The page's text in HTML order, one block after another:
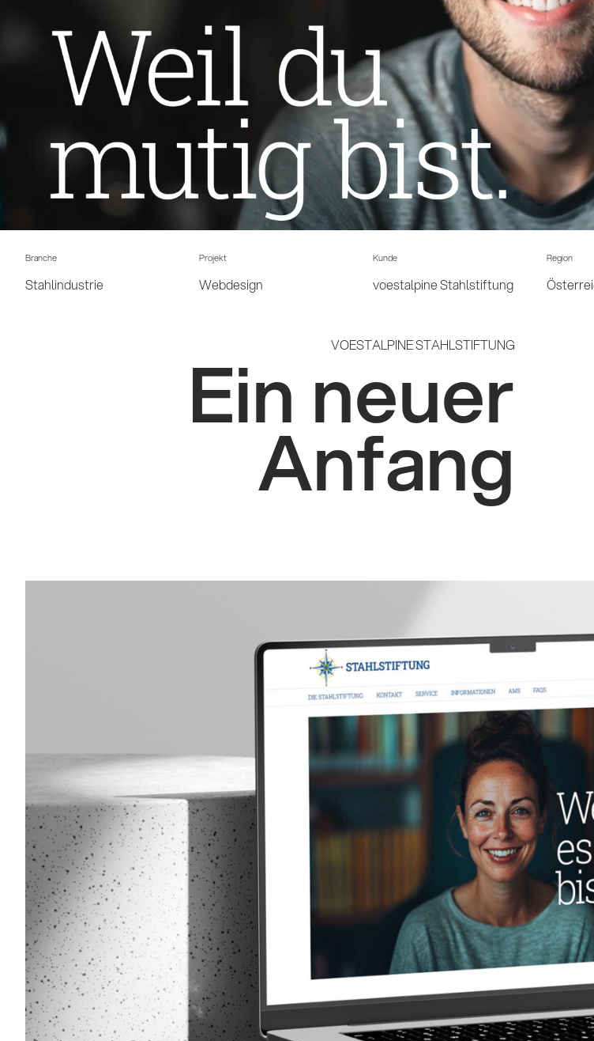
Branche
Stahlindustrie
Projekt
Webdesign
Kunde
voestalpine Stahlstiftung
Region
VOESTALPINE STAHLSTIFTUNG
Ein neuer
Anfang